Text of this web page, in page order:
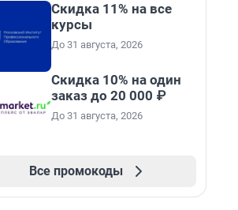
Скидка 11% на все
курсы
До 31 августа, 2026
Скидка 10% на один
заказ до 20 000 ₽
До 31 августа, 2026
Все промокоды